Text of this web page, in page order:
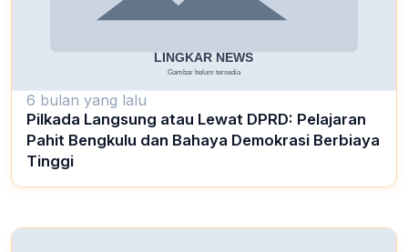
6 bulan yang lalu
Pilkada Langsung atau Lewat DPRD: Pelajaran
Pahit Bengkulu dan Bahaya Demokrasi Berbiaya
Tinggi